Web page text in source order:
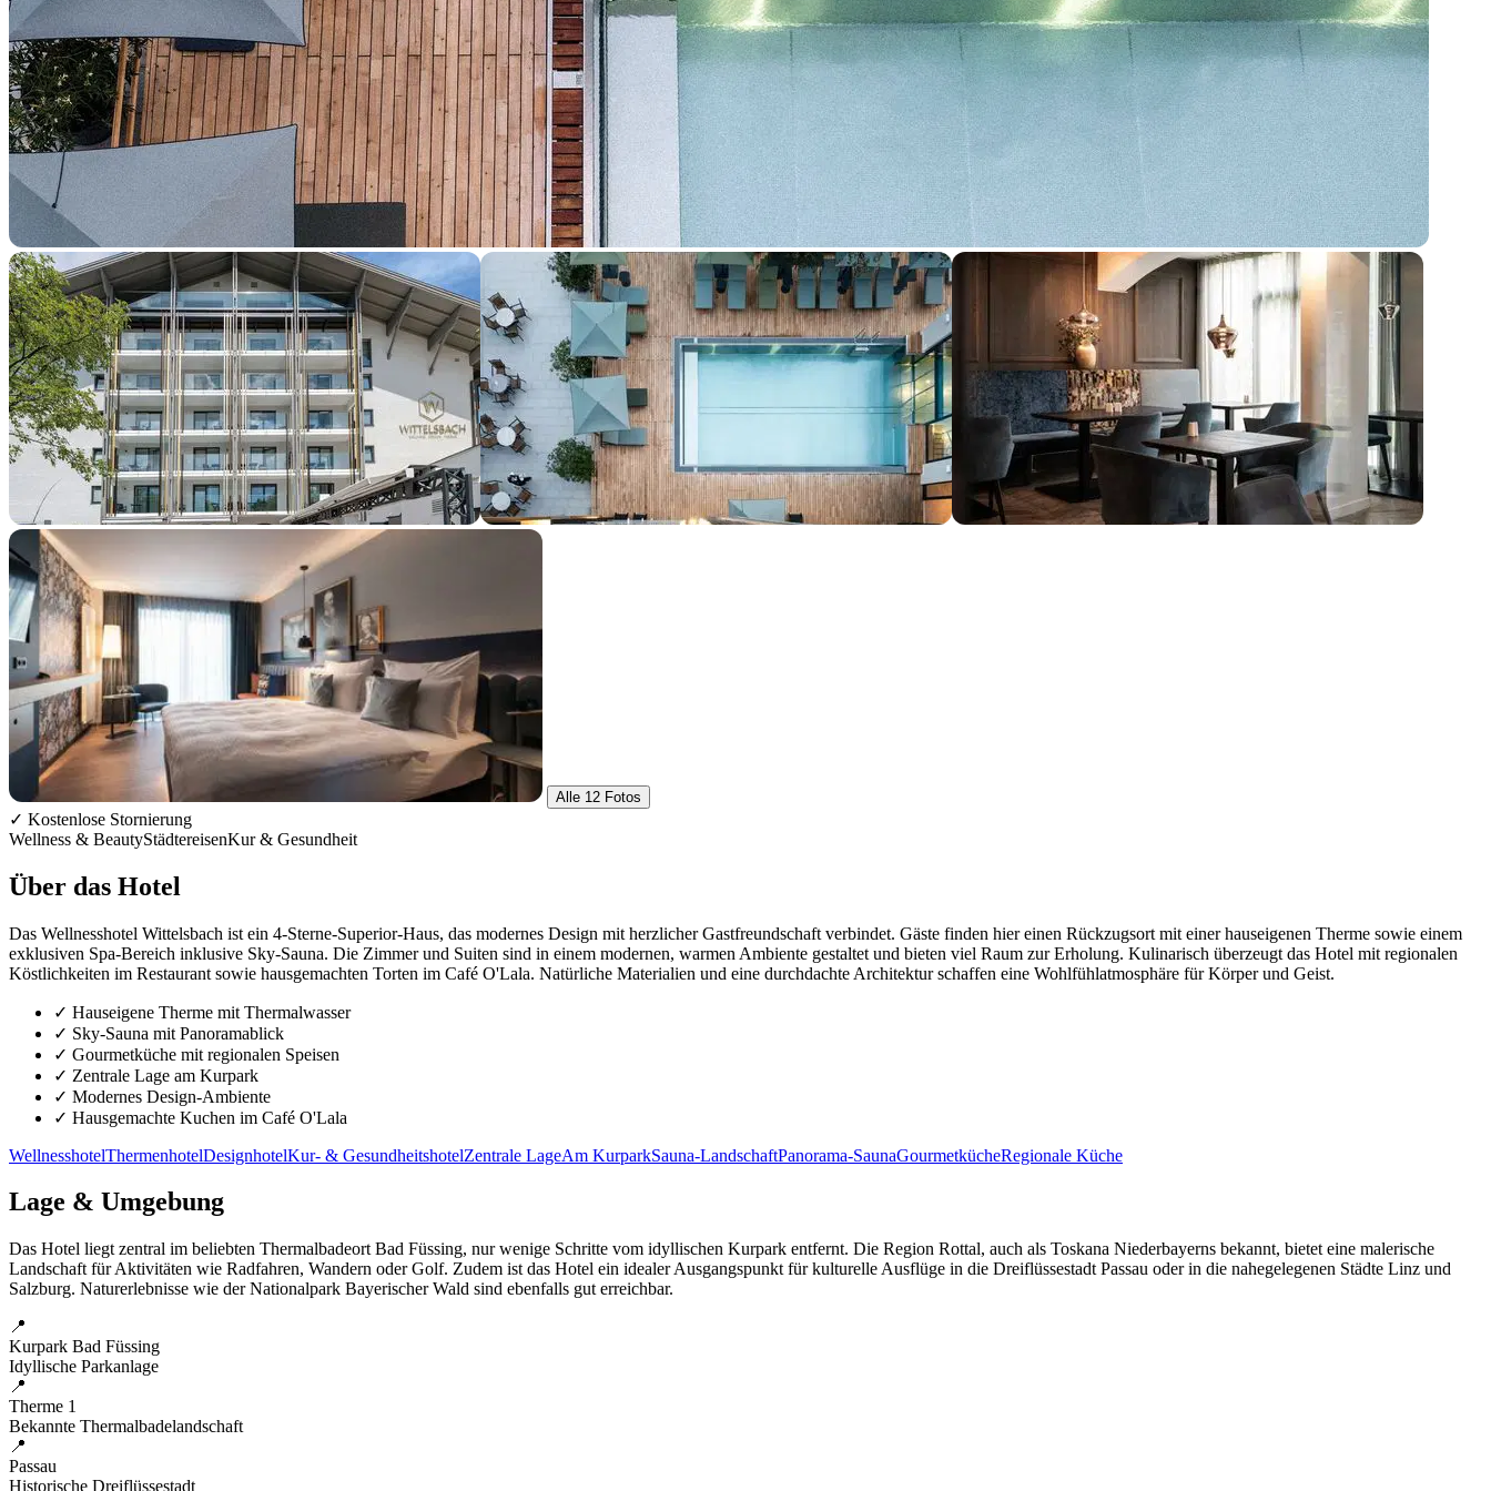
Alle 12 Fotos
✓ Kostenlose Stornierung
Wellness & BeautyStädtereisenKur & Gesundheit
Über das Hotel
Das Wellnesshotel Wittelsbach ist ein 4-Sterne-Superior-Haus, das modernes Design mit herzlicher Gastfreundschaft verbindet. Gäste finden hier einen Rückzugsort mit einer hauseigenen Therme sowie einem
exklusiven Spa-Bereich inklusive Sky-Sauna. Die Zimmer und Suiten sind in einem modernen, warmen Ambiente gestaltet und bieten viel Raum zur Erholung. Kulinarisch überzeugt das Hotel mit regionalen
Köstlichkeiten im Restaurant sowie hausgemachten Torten im Café O'Lala. Natürliche Materialien und eine durchdachte Architektur schaffen eine Wohlfühlatmosphäre für Körper und Geist.
✓ Hauseigene Therme mit Thermalwasser
✓ Sky-Sauna mit Panoramablick
✓ Gourmetküche mit regionalen Speisen
✓ Zentrale Lage am Kurpark
✓ Modernes Design-Ambiente
✓ Hausgemachte Kuchen im Café O'Lala
WellnesshotelThermenhotelDesignhotelKur- & GesundheitshotelZentrale LageAm KurparkSauna-LandschaftPanorama-SaunaGourmetkücheRegionale Küche
Lage & Umgebung
Das Hotel liegt zentral im beliebten Thermalbadeort Bad Füssing, nur wenige Schritte vom idyllischen Kurpark entfernt. Die Region Rottal, auch als Toskana Niederbayerns bekannt, bietet eine malerische
Landschaft für Aktivitäten wie Radfahren, Wandern oder Golf. Zudem ist das Hotel ein idealer Ausgangspunkt für kulturelle Ausflüge in die Dreiflüssestadt Passau oder in die nahegelegenen Städte Linz und
Salzburg. Naturerlebnisse wie der Nationalpark Bayerischer Wald sind ebenfalls gut erreichbar.
📍
Kurpark Bad Füssing
Idyllische Parkanlage
📍
Therme 1
Bekannte Thermalbadelandschaft
📍
Passau
Historische Dreiflüssestadt